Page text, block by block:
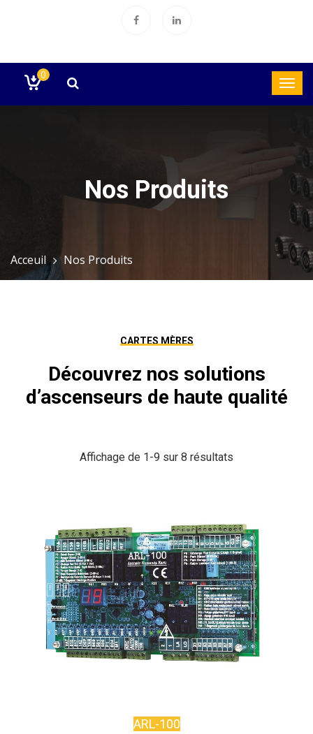
0
Nos Produits
Acceuil Nos Produits
CARTES MÈRES
Découvrez nos solutions
d’ascenseurs de haute qualité
Affichage de 1-9 sur 8 résultats
ARL-100